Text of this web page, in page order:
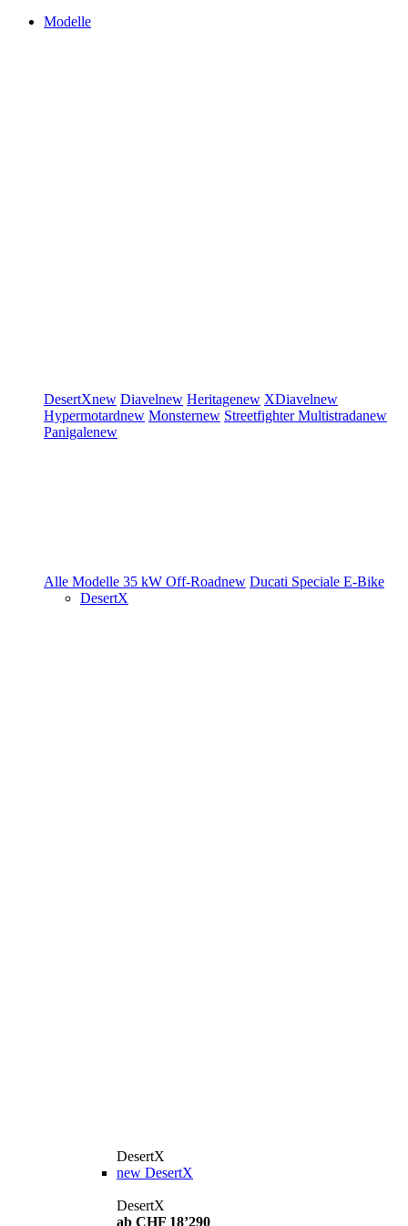
Modelle
DesertXnew Diavelnew Heritagenew XDiavelnew
Hypermotardnew Monsternew StreetfighterMultistradanew
Panigalenew
Alle Modelle 35 kW Off-Roadnew Ducati Speciale E-Bike
DesertX
DesertX
new DesertX
DesertX
ab CHF 18’290